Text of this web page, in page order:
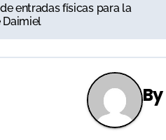
entradas físicas para la
Daimiel
By